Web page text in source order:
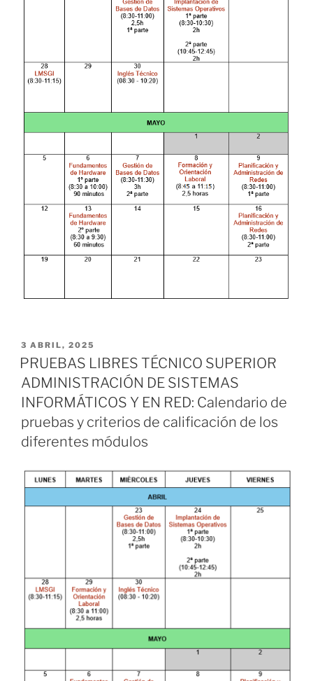
PUBLICADO
EL
3 ABRIL, 2025
PRUEBAS LIBRES TÉCNICO SUPERIOR
ADMINISTRACIÓN DE SISTEMAS
INFORMÁTICOS Y EN RED: Calendario de
pruebas y criterios de calificación de los
diferentes módulos